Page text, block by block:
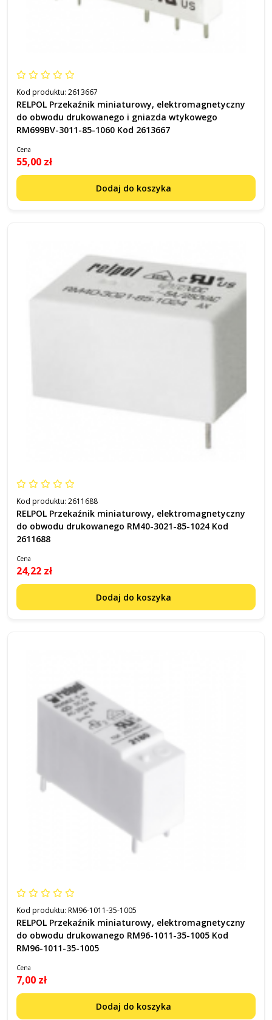
Kod produktu: 2613667
RELPOL Przekaźnik miniaturowy, elektromagnetyczny
do obwodu drukowanego i gniazda wtykowego
RM699BV-3011-85-1060 Kod 2613667
Cena
55,00 zł
Dodaj do koszyka
Kod produktu: 2611688
RELPOL Przekaźnik miniaturowy, elektromagnetyczny
do obwodu drukowanego RM40-3021-85-1024 Kod
2611688
Cena
24,22 zł
Dodaj do koszyka
Kod produktu: RM96-1011-35-1005
RELPOL Przekaźnik miniaturowy, elektromagnetyczny
do obwodu drukowanego RM96-1011-35-1005 Kod
RM96-1011-35-1005
Cena
7,00 zł
Dodaj do koszyka